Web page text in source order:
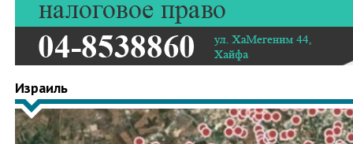
Израиль